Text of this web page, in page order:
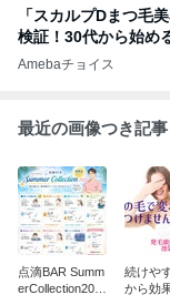
「スカルプDまつ毛
検証！30代から始め
Amebaチョイス
最近の画像つき記事
点滴BAR Summ
erCollection202
続けや
から効